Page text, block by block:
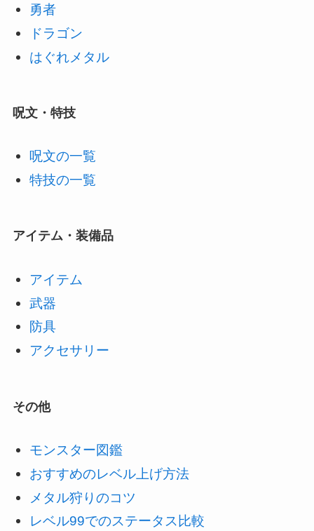
勇者
ドラゴン
はぐれメタル
呪文・特技
呪文の一覧
特技の一覧
アイテム・装備品
アイテム
武器
防具
アクセサリー
その他
モンスター図鑑
おすすめのレベル上げ方法
メタル狩りのコツ
レベル99でのステータス比較